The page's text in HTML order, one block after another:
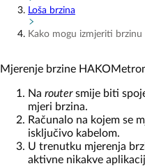
Loša brzina
Kako mogu izmjeriti brzinu
Mjerenje brzine
Na router smije biti
mjeri brzina.
Računalo na kojem se
isključivo kabelom.
U trenutku mjerenja
aktivne nikakve